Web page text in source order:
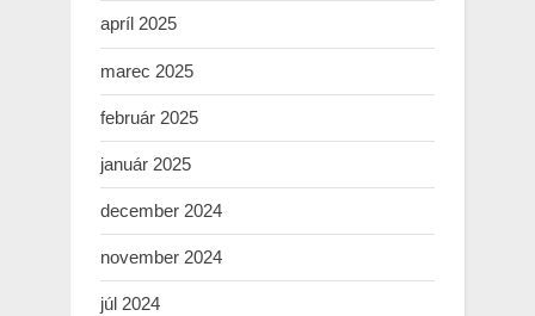
apríl 2025
marec 2025
február 2025
január 2025
december 2024
november 2024
júl 2024